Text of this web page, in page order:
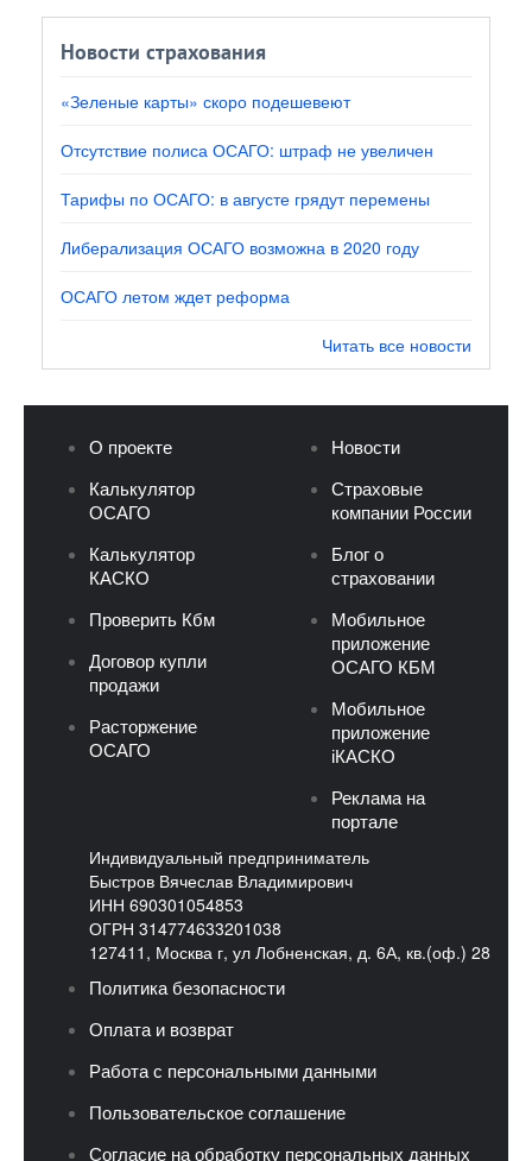
Новости страхования
«Зеленые карты» скоро подешевеют
Отсутствие полиса ОСАГО: штраф не увеличен
Тарифы по ОСАГО: в августе грядут перемены
Либерализация ОСАГО возможна в 2020 году
ОСАГО летом ждет реформа
Читать все новости
О проекте
Калькулятор
ОСАГО
Калькулятор
КАСКО
Проверить Кбм
Договор купли
продажи
Расторжение
ОСАГО
Новости
Страховые
компании России
Блог о
страховании
Мобильное
приложение
ОСАГО КБМ
Мобильное
приложение
iКАСКО
Реклама на
портале
Индивидуальный предприниматель
Быстров Вячеслав Владимирович
ИНН 690301054853
ОГРН 314774633201038
127411, Москва г, ул Лобненская, д. 6А, кв.(оф.) 28
Политика безопасности
Оплата и возврат
Работа с персональными данными
Пользовательское соглашение
Согласие на обработку персональных данных